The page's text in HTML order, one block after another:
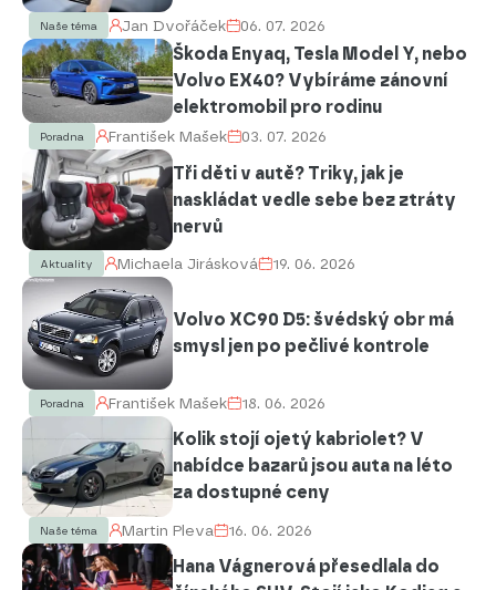
Naše téma Jan Dvořáček 06. 07. 2026
Škoda Enyaq, Tesla Model Y, nebo
Volvo EX40? Vybíráme zánovní
elektromobil pro rodinu
Poradna František Mašek 03. 07. 2026
Tři děti v autě? Triky, jak je
naskládat vedle sebe bez ztráty
nervů
Aktuality Michaela Jirásková 19. 06. 2026
Volvo XC90 D5: švédský obr má
smysl jen po pečlivé kontrole
Poradna František Mašek 18. 06. 2026
Kolik stojí ojetý kabriolet? V
nabídce bazarů jsou auta na léto
za dostupné ceny
Naše téma Martin Pleva 16. 06. 2026
Hana Vágnerová přesedlala do